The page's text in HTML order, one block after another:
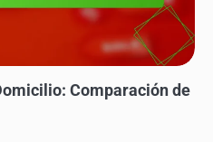
Comparación de